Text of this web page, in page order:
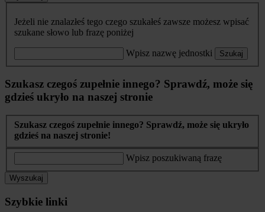
Jeżeli nie znalazłeś tego czego szukałeś zawsze możesz wpisać
szukane słowo lub frazę poniżej
Wpisz nazwę jednostki Szukaj
Szukasz czegoś zupełnie innego? Sprawdź, może się
gdzieś ukryło na naszej stronie
Szukasz czegoś zupełnie innego? Sprawdź, może się ukryło
gdzieś na naszej stronie!
Wpisz poszukiwaną frazę
Wyszukaj
Szybkie linki